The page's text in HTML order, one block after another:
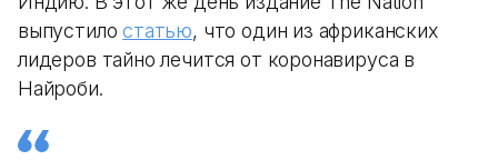
выпустилостатью, что один из африканских
лидеров тайно лечится от коронавируса в
Найроби.